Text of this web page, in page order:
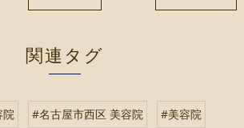
関連タグ
院 #名古屋市西区 美容院 #美容院